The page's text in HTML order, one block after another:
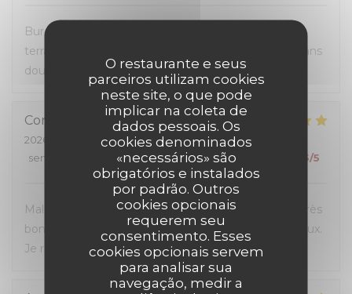
O restaurante e seus
parceiros utilizam cookies
neste site, o que pode
implicar na coleta de
dados pessoais. Os
cookies denominados
«necessários» são
obrigatórios e instalados
por padrão. Outros
cookies opcionais
requerem seu
consentimento. Esses
cookies opcionais servem
para analisar sua
navegação, medir a
Burgers très généreux, personnel sympathique et
terrasse super agréable. Une première visite mais sans
doute pas la dernière.
Corinne
2026-07-04
- 20:00 - guests 3
service
ambience:5/5 menu: 5/5 quality_price 5/5
Malgré l'affluence, personnel sympa et à l'écoute. Très
bon rapport qualité-prix, les hamburgers sont délicieux.
Je recommande.